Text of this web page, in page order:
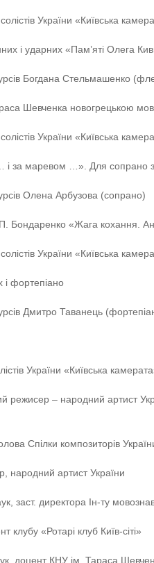
України «Київська
і ударних «Пам’яті Олега
Богдана Стельмашенко
Шевченка новогрецькою
України «Київська
і за маревом …». Для сопрано
Олена Арбузова (сопрано)
«Жага кохання.
України «Київська
і фортепіано
Дмитро Таванець
України «Київська
режисер – народний артист
Спілки композиторів
народний артист України
заст. директора Ін-ту
клубу «Ротарі клуб Київ-сіті»
доцент КНУ ім. Тараса